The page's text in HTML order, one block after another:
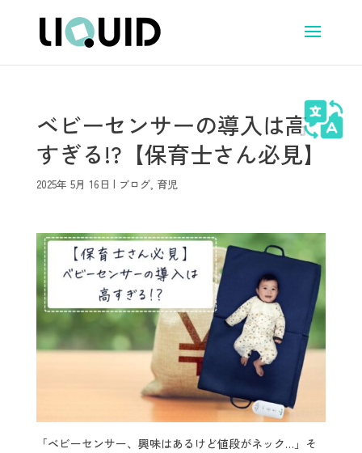
ベビーセンサーの導入は高
すぎる!?【保育士さん必見】
2025年 5月 16日 | ブログ, 育児
「ベビーセンサー、興味はあるけど値段がネック…」そ